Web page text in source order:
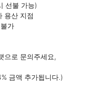
선불 가능)
용산 지점
가
으로 문의주세요,
금액 추가됩니다.)